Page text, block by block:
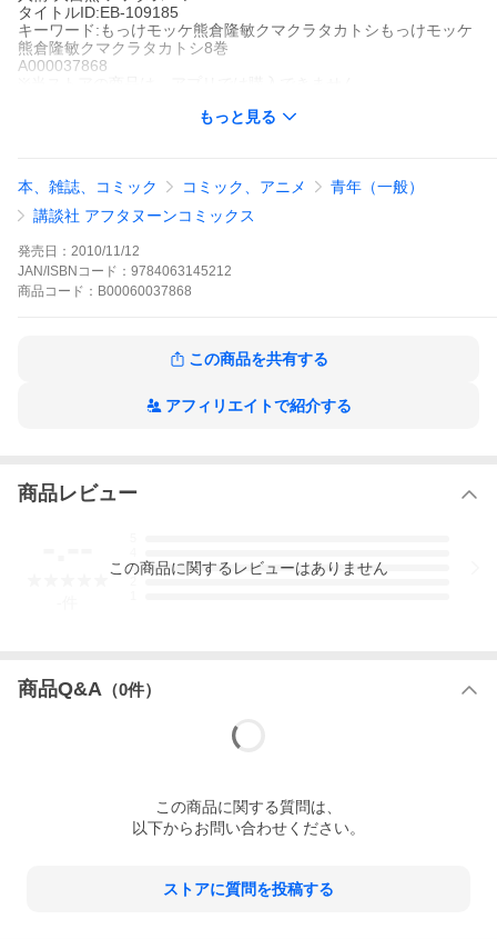
タイトルID:EB-109185
キーワード:もっけモッケ熊倉隆敏クマクラタカトシもっけモッケ
熊倉隆敏クマクラタカトシ8巻
A000037868
妖怪を視る力を持った姉・静流(しずる)と、妖怪に憑かれやすい
妹・瑞生(みずき)。心身ともに少しずつ成長した瑞生は、憑かれて
も祖父に頼らずとも対処できる場面が増えていく。一方で、全寮
制の女子高に通う静流は、その力を友人に打ち明けたことで、か
えって人間関係に亀裂を生じさせてしまう……。悩み落ち込む静
流を救ったのは、今までは姉に頼るばかりだったはずの瑞生だっ
た。
もっと見る
本、雑誌、コミック コミック、アニメ
青年（一般）
講談社 アフタヌーンコミックス
発売日： 2010/11/12
JAN/ISBNコード： 9784063145212
商品 コード： B00060037868
この商品を共有する
アフィリエイトで紹介する
商品レビュー
3
この商品に関するレビューはありません
商品Q&A （0件）
この商品に関する質問は、
以下からお問い合わせください。
ストアに質問を投稿する